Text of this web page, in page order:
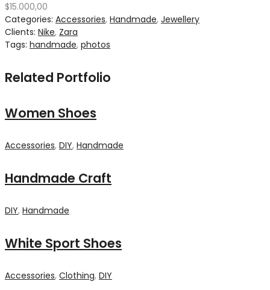
$15.000,00
Categories: Accessories, Handmade, Jewellery
Clients: Nike, Zara
Tags: handmade, photos
Related Portfolio
Women Shoes
Accessories, DIY, Handmade
Handmade Craft
DIY, Handmade
White Sport Shoes
Accessories, Clothing, DIY